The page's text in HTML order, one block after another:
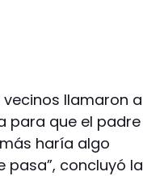
llamaron a
para que el padre
haría algo
pasa”, concluyó la